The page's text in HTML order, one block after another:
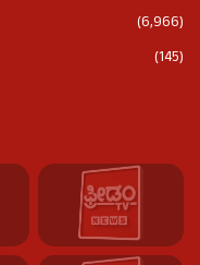
(6,966)
(145)